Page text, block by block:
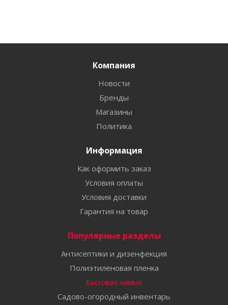
Компания
Новости
Бренды
Магазины
Политика
Информация
Как оформить заказ
Условия оплаты
Условия доставки
Гарантия на товар
Популярные разделы
Антисептики и дизенфекция
Полиэтиленовая пленка
Бытовая химия
Садово-огородный инвентарь